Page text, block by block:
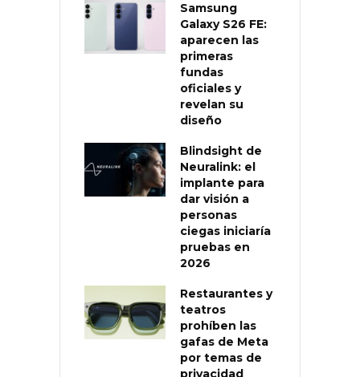
Samsung
Galaxy S26 FE:
aparecen las
primeras
fundas
oficiales y
revelan su
diseño
Blindsight de
Neuralink: el
implante para
dar visión a
personas
ciegas iniciaría
pruebas en
2026
Restaurantes y
teatros
prohíben las
gafas de Meta
por temas de
privacidad